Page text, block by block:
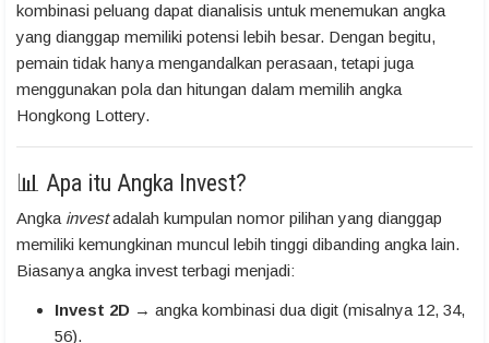
kombinasi peluang dapat dianalisis untuk menemukan angka
yang dianggap memiliki potensi lebih besar. Dengan begitu,
pemain tidak hanya mengandalkan perasaan, tetapi juga
menggunakan pola dan hitungan dalam memilih angka
Hongkong Lottery.
📊 Apa itu Angka Invest?
Angka investadalah kumpulan nomor pilihan yang dianggap
memiliki kemungkinan muncul lebih tinggi dibanding angka lain.
Biasanya angka invest terbagi menjadi:
Invest 2D → angka kombinasi dua digit (misalnya 12, 34,
56).